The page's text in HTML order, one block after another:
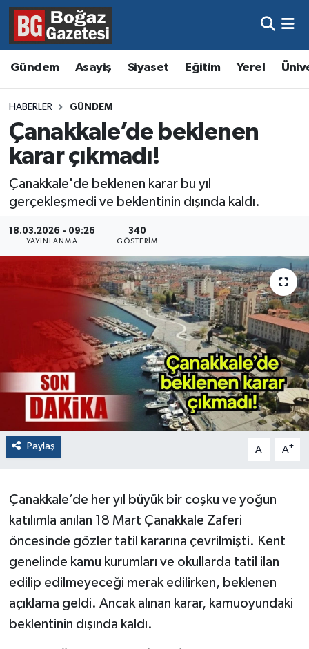
Gündem Asayiş Siyaset Eğitim Yerel
HABERLER GÜNDEM
Çanakkale’de beklenen
karar çıkmadı!
Çanakkale'de beklenen karar bu yıl
gerçekleşmedi ve beklentinin dışında kaldı.
18.03.2026 - 09:26
YAYINLANMA
340
GÖSTERIM
Paylaş A- A+
Çanakkale’de her yıl büyük bir coşku ve yoğun
katılımla anılan 18 Mart Çanakkale Zaferi
öncesinde gözler tatil kararına çevrilmişti. Kent
genelinde kamu kurumları ve okullarda tatil ilan
edilip edilmeyeceği merak edilirken, beklenen
açıklama geldi. Ancak alınan karar, kamuoyundaki
beklentinin dışında kaldı.
Asayiş
Eğitim
Ekonomi
Gündem
Magazin
Resmi İlanlar
Hava Durumu
Trafik Durumu
Süper Lig Puan Durumu ve Fikstür
Tüm Manşetler
Haber Arşivi